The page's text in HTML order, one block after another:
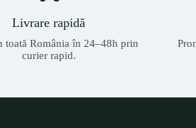
Livrare rapidă
toată România în 24–48h prin
curier rapid.